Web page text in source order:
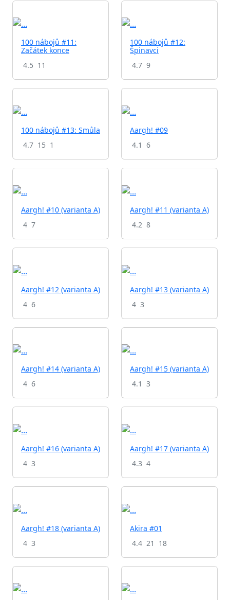
100 nábojů #11:
Začátek konce
4.5 11
100 nábojů #12:
Špinavci
4.7 9
100 nábojů #13: Smůla
4.7 15 1
Aargh! #09
4.1 6
Aargh! #10 (varianta A)
4 7
Aargh! #11 (varianta A)
4.2 8
Aargh! #12 (varianta A)
4 6
Aargh! #13 (varianta A)
4 3
Aargh! #14 (varianta A)
4 6
Aargh! #15 (varianta A)
4.1 3
Aargh! #16 (varianta A)
4 3
Aargh! #17 (varianta A)
4.3 4
Aargh! #18 (varianta A)
4 3
Akira #01
4.4 21 18